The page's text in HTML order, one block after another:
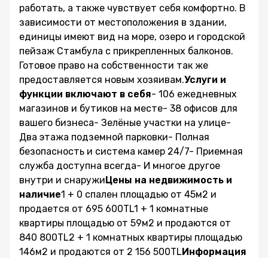
работать, а также чувствует себя комфортно. В
зависимости от местоположения в здании,
единицы имеют вид на море, озеро и городской
пейзаж Стамбула с прикрепленных балконов.
Готовое право на собственности так же
предоставляется новым хозяивам.Услуги и
функции включают в себя- 106 ежедневных
магазинов и бутиков на месте- 38 офисов для
вашего бизнеса- Зелёные участки на улице-
Два этажа подземной парковки- Полная
безопасность и система камер 24/7- Приемная
служба доступна всегда- И многое другое
внутри и снаружиЦены на недвижимость и
наличие1 + 0 спален площадью от 45м2 и
продается от 695 600TL1 + 1 комнатные
квартиры площадью от 59м2 и продаются от
840 800TL2 + 1 комнатных квартиры площадью
146м2 и продаются от 2 156 500TLИнформация